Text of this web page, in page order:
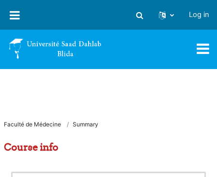
Toggle search input
Log in
Faculté de Médecine Summary
Course info